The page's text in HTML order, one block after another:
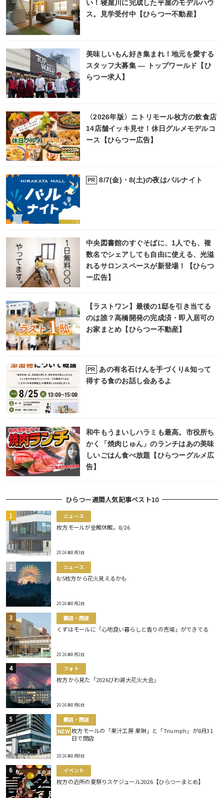
い！寝屋川に完成した平屋のモデルハウ
ス。見学受付中【ひらつー不動産】
美味しいもん好き集まれ！地元を愛する
スタッフ大募集 ― トップワールド【ひ
らつー求人】
〈2026年版〉ニトリモール枚方の飲食店
14店舗イッキ見せ！休日グルメモデルコ
ース【ひらつー広告】
PR 8/7(金)・8(土)の夜はバルナイト
中央図書館のすぐそばに、1人でも、複
数名でシェアしても自由に使える、光溢
れるサロンスペースが新登場！【ひらつ
ー広告】
【ラストワン】最後の1邸を引き当てる
のは誰？高橋開発の完成済・即入居可の
お家まとめ【ひらつー不動産】
PR
あの有名石けんを手づくり&知って
得する食のお話し会あるよ
和牛もうまいしハラミも最高。市役所ち
かく「焼肉じゅん」のランチはあの美味
しいごはん食べ放題【ひらつーグルメ広
告】
ひらつー週間人気記事ベスト10
ニュース
枚方モールが全館休館。8/26
2026年8月3日
ニュース
8/5枚方から花火見えるかも
2026年8月2日
開店・閉店
くずはモールに「心地良い暮らしと香りの売場」ができてる
2026年8月2日
フォト
枚方から見た「2026びわ湖大花火大会」
2026年8月6日
開店・閉店
NEW 枚方モールの「果汁工房 果琳」と「Triumph」が8月31
日で閉店
2026年8月8日
イベント
枚方の近所の夏祭りスケジュール2026【ひらつーまとめ】